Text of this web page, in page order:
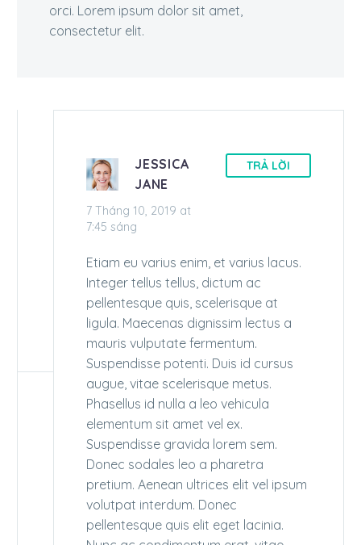
orci. Lorem ipsum dolor sit amet,
consectetur elit.
JESSICA
JANE
7 Tháng 10, 2019 at
7:45 sáng
TRẢ LỜI
Etiam eu varius enim, et varius lacus.
Integer tellus tellus, dictum ac
pellentesque quis, scelerisque at
ligula. Maecenas dignissim lectus a
mauris vulputate fermentum.
Suspendisse potenti. Duis id cursus
augue, vitae scelerisque metus.
Phasellus id nulla a leo vehicula
elementum sit amet vel ex.
Suspendisse gravida lorem sem.
Donec sodales leo a pharetra
pretium. Aenean ultrices elit vel ipsum
volutpat interdum. Donec
pellentesque quis elit eget lacinia.